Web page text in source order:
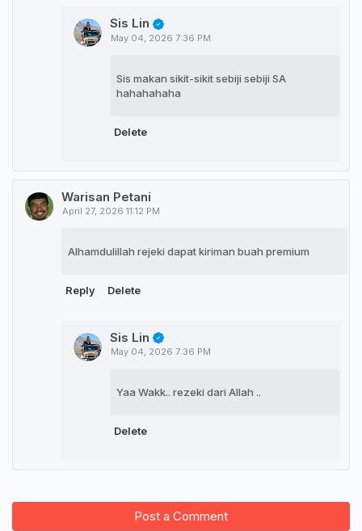
Sis Lin
May 04, 2026 7:36 PM
Sis makan sikit-sikit sebiji sebiji SA
hahahahaha
Delete
Warisan Petani
April 27, 2026 11:12 PM
Alhamdulillah rejeki dapat kiriman buah premium
Reply Delete
Sis Lin
May 04, 2026 7:36 PM
Yaa Wakk.. rezeki dari Allah ..
Delete
Post a Comment